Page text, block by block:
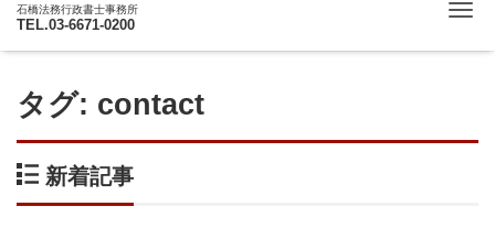
石橋法務行政書士事務所
TEL.03-6671-0200
タグ: contact
新着記事